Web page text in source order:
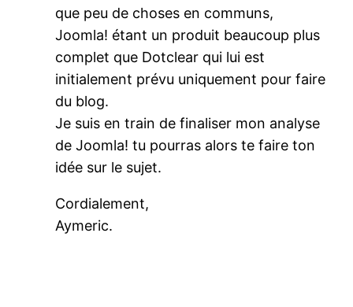
que peu de choses en communs,
Joomla! étant un produit beaucoup plus
complet que Dotclear qui lui est
initialement prévu uniquement pour faire
du blog.
Je suis en train de finaliser mon analyse
de Joomla! tu pourras alors te faire ton
idée sur le sujet.
Cordialement,
Aymeric.